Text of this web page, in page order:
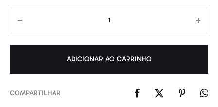
ADICIONAR AO CARRINHO
COMPARTILHAR